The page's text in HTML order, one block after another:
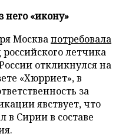
«икону»
Москвапотребовала
летчика
откликнулся на
«Хюрриет», в
за
явствует, что
в Сирии в составе